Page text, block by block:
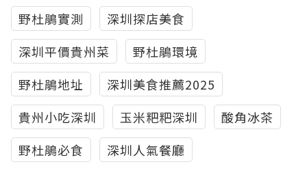
野杜鵑實測
深圳探店美食
深圳平價貴州菜
野杜鵑環境
野杜鵑地址
深圳美食推薦2025
貴州小吃深圳
玉米粑粑深圳
酸角冰茶
野杜鵑必食
深圳人氣餐廳